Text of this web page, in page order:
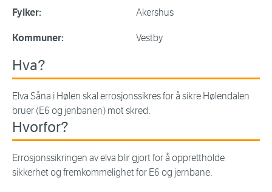
Fylker: Akershus
Kommuner: Vestby
Hva?
Elva Såna i Hølen skal errosjonssikres for å sikre Hølendalen
bruer (E6 og jenbanen) mot skred.
Hvorfor?
Errosjonssikringen av elva blir gjort for å opprettholde
sikkerhet og fremkommelighet for E6 og jernbane.